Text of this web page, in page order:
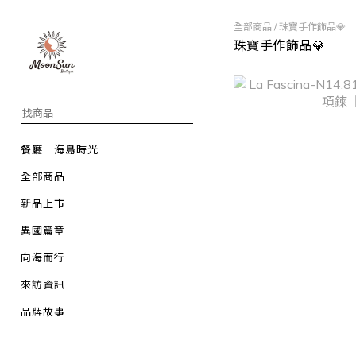
餐廳｜海島時光
全部商品
新品上市
異國篇章
向海而行
來訪資訊
品牌故事
全部商品 /珠寶手作飾品💎
珠寶手作飾品💎